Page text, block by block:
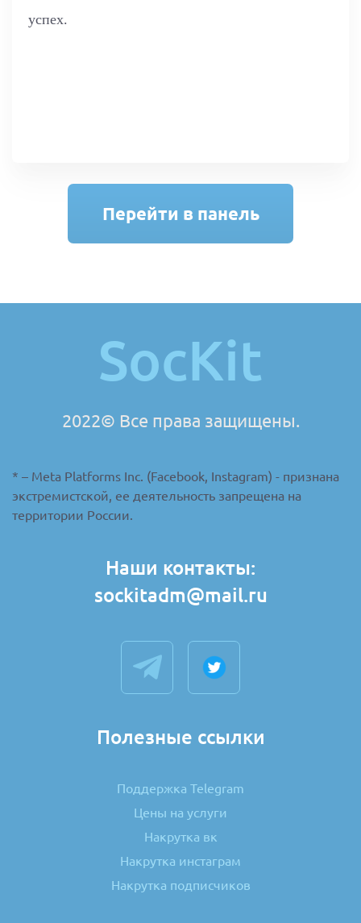
успех.
Перейти в панель
SocKit
2022© Все права защищены.
* – Meta Platforms Inc. (Facebook, Instagram) - признана
экстремистской, ее деятельность запрещена на
территории России.
Наши контакты:
sockitadm@mail.ru
Полезные ссылки
Поддержка Telegram
Цены на услуги
Накрутка вк
Накрутка инстаграм
Накрутка подписчиков